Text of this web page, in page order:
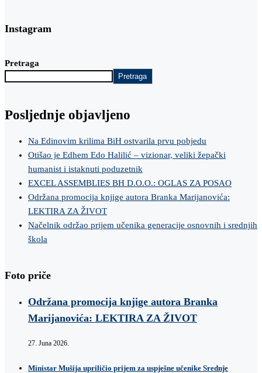
Instagram
Pretraga
Pretraga
Posljednje objavljeno
Na Edinovim krilima BiH ostvarila prvu pobjedu
Otišao je Edhem Edo Halilić – vizionar, veliki žepački
humanist i istaknuti poduzetnik
EXCEL ASSEMBLIES BH D.O.O.: OGLAS ZA POSAO
Održana promocija knjige autora Branka Marijanovića:
LEKTIRA ZA ŽIVOT
Načelnik održao prijem učenika generacije osnovnih i srednjih
škola
Foto priče
Održana promocija knjige autora Branka
Marijanovića: LEKTIRA ZA ŽIVOT
27. Juna 2026.
Ministar Mušija upriličio prijem za uspješne učenike Srednje